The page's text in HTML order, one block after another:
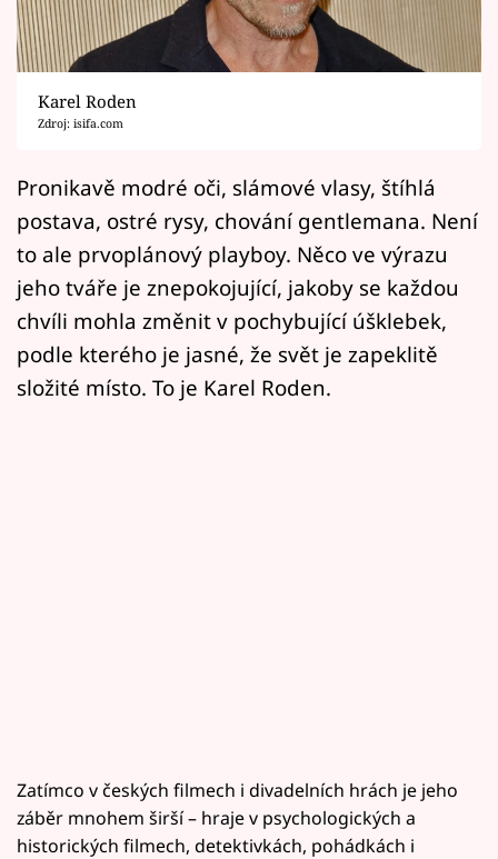
Sledujte prima+
Filmový festival Karlovy Vary
Mámy sobě
Přihlášení
Sledujte nás
Karel Roden
Zdroj: isifa.com
Pronikavě modré oči, slámové vlasy, štíhlá
postava, ostré rysy, chování gentlemana. Není
to ale prvoplánový playboy. Něco ve výrazu
jeho tváře je znepokojující, jakoby se každou
chvíli mohla změnit v pochybující úšklebek,
podle kterého je jasné, že svět je zapeklitě
složité místo. To je Karel Roden.
Zatímco v českých filmech i divadelních hrách je jeho
záběr mnohem širší – hraje v psychologických a
historických filmech, detektivkách, pohádkách i